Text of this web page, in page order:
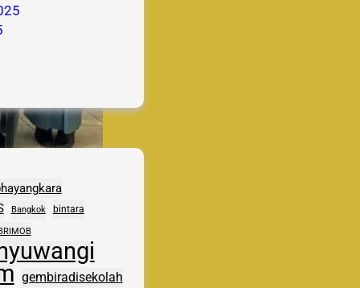
Bangkok bintara
gembiradisekolah